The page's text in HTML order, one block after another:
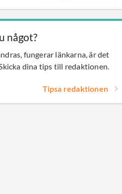
något?
fungerar länkarna, är det
dina tips till redaktionen.
Tipsa redaktionen